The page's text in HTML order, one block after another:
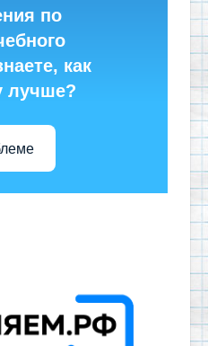
по
как
лучше?